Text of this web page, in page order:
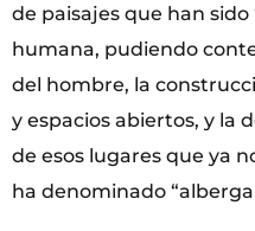
de paisajes que han sido
humana, pudiendo
del hombre, la
y espacios abiertos, y la
de esos lugares que ya
ha denominado